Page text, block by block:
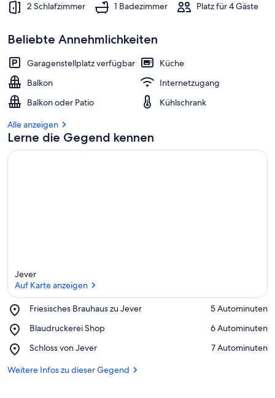
2 Schlafzimmer 1 Badezimmer Platz für 4 Gäste
Beliebte Annehmlichkeiten
Garagenstellplatz verfügbar
Küche
Balkon
Internetzugang
Balkon oder Patio
Kühlschrank
Alle anzeigen
Lerne die Gegend kennen
Jever
Auf Karte anzeigen
Friesisches Brauhaus zu Jever
Place,
Brauhaus
Jever
‪5 Autominuten‬
Blaudruckerei Shop
Place,
Shop
‪6 Autominuten‬
Schloss von Jever
Place,
von
‪7 Autominuten‬
Weitere Infos zu dieser Gegend